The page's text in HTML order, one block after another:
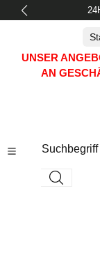
springen
UNSER
N